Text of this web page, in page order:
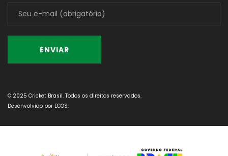
© 2025 Cricket Brasil. Todos os direitos reservados.
Desenvolvido por ECOS.